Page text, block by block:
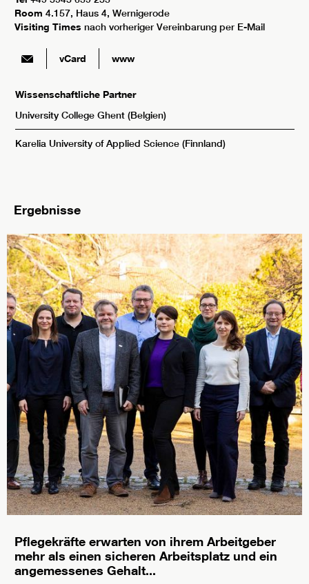
Room 4.157, Haus 4, Wernigerode
Visiting Times nach vorheriger Vereinbarung per E-Mail
vCard www
Wissenschaftliche Partner
University College Ghent (Belgien)
Karelia University of Applied Science (Finnland)
Ergebnisse
Pflegekräfte erwarten von ihrem Arbeitgeber
mehr als einen sicheren Arbeitsplatz und ein
angemessenes Gehalt...